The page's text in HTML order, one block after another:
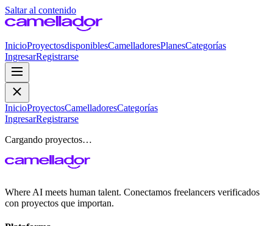
Saltar al contenido
InicioProyectosdisponiblesCamelladoresPlanesCategorías
IngresarRegistrarse
InicioProyectosCamelladoresCategorías
IngresarRegistrarse
Cargando proyectos…
Where AI meets human talent. Conectamos freelancers verificados
con proyectos que importan.